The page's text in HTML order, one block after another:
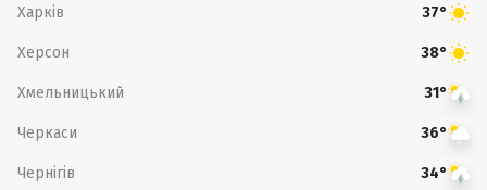
Харків 37°
Херсон 38°
Хмельницький 31°
Черкаси 36°
Чернігів 34°